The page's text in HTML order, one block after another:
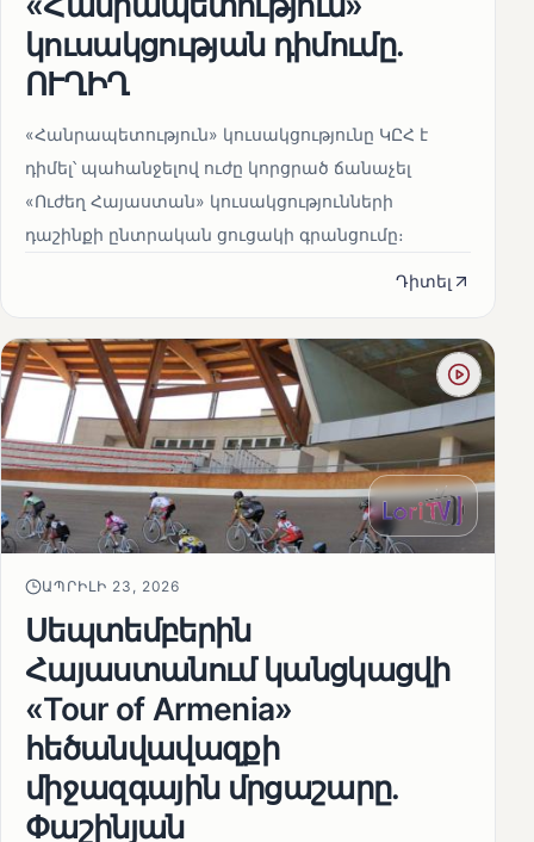
կուսակցության դիմումը.
ՈՒՂԻՂ
«Հանրապետություն» կուսակցությունը ԿԸՀ է
դիմել՝ պահանջելով ուժը կորցրած ճանաչել
«Ուժեղ Հայաստան» կուսակցությունների
դաշինքի ընտրական ցուցակի գրանցումը։
Դիտել
ԱՊՐԻԼԻ 23, 2026
Սեպտեմբերին
Հայաստանում կանցկացվի
«Tour of Armenia»
հեծանվավազքի
միջազգային մրցաշարը.
Փաշինյան